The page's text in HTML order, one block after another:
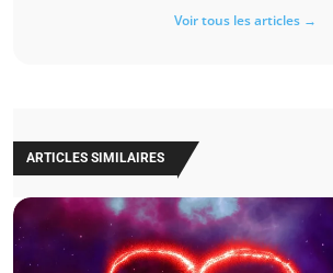
Voir tous les articles →
ARTICLES SIMILAIRES